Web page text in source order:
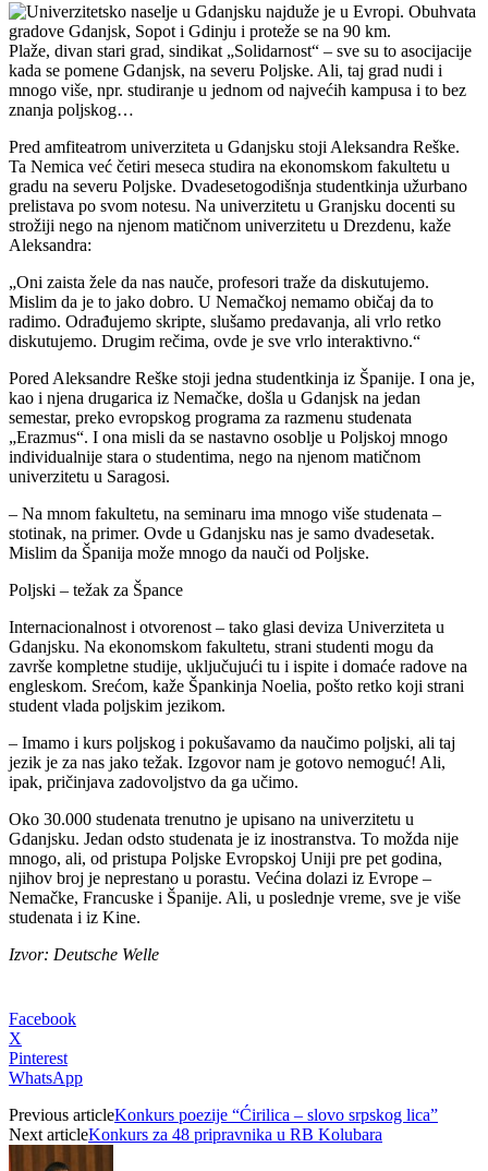
Univerzitetsko naselje u Gdanjsku najduže je u Evropi. Obuhvata
gradove Gdanjsk, Sopot i Gdinju i proteže se na 90 km.
Plaže, divan stari grad, sindikat „Solidarnost“ – sve su to asocijacije
kada se pomene Gdanjsk, na severu Poljske. Ali, taj grad nudi i
mnogo više, npr. studiranje u jednom od najvećih kampusa i to bez
znanja poljskog…
Pred amfiteatrom univerziteta u Gdanjsku stoji Aleksandra Reške.
Ta Nemica već četiri meseca studira na ekonomskom fakultetu u
gradu na severu Poljske. Dvadesetogodišnja studentkinja užurbano
prelistava po svom notesu. Na univerzitetu u Granjsku docenti su
strožiji nego na njenom matičnom univerzitetu u Drezdenu, kaže
Aleksandra:
„Oni zaista žele da nas nauče, profesori traže da diskutujemo.
Mislim da je to jako dobro. U Nemačkoj nemamo običaj da to
radimo. Odrađujemo skripte, slušamo predavanja, ali vrlo retko
diskutujemo. Drugim rečima, ovde je sve vrlo interaktivno.“
Pored Aleksandre Reške stoji jedna studentkinja iz Španije. I ona je,
kao i njena drugarica iz Nemačke, došla u Gdanjsk na jedan
semestar, preko evropskog programa za razmenu studenata
„Erazmus“. I ona misli da se nastavno osoblje u Poljskoj mnogo
individualnije stara o studentima, nego na njenom matičnom
univerzitetu u Saragosi.
– Na mnom fakultetu, na seminaru ima mnogo više studenata –
stotinak, na primer. Ovde u Gdanjsku nas je samo dvadesetak.
Mislim da Španija može mnogo da nauči od Poljske.
Poljski – težak za Špance
Internacionalnost i otvorenost – tako glasi deviza Univerziteta u
Gdanjsku. Na ekonomskom fakultetu, strani studenti mogu da
završe kompletne studije, uključujući tu i ispite i domaće radove na
engleskom. Srećom, kaže Špankinja Noelia, pošto retko koji strani
student vlada poljskim jezikom.
– Imamo i kurs poljskog i pokušavamo da naučimo poljski, ali taj
jezik je za nas jako težak. Izgovor nam je gotovo nemoguć! Ali,
ipak, pričinjava zadovoljstvo da ga učimo.
Oko 30.000 studenata trenutno je upisano na univerzitetu u
Gdanjsku. Jedan odsto studenata je iz inostranstva. To možda nije
mnogo, ali, od pristupa Poljske Evropskoj Uniji pre pet godina,
njihov broj je neprestano u porastu. Većina dolazi iz Evrope –
Nemačke, Francuske i Španije. Ali, u poslednje vreme, sve je više
studenata i iz Kine.
Izvor: Deutsche Welle
Facebook
X
Pinterest
WhatsApp
Previous articleKonkurs poezije “Ćirilica – slovo srpskog lica”
Next articleKonkurs za 48 pripravnika u RB Kolubara